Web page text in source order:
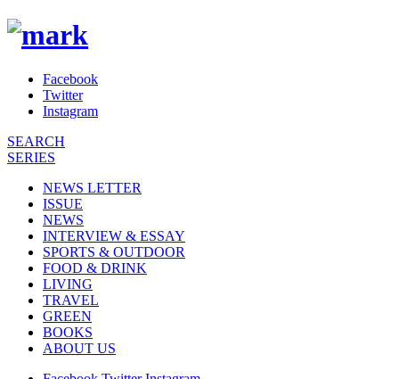
Facebook
Twitter
Instagram
SEARCH
SERIES
NEWS LETTER
ISSUE
NEWS
INTERVIEW & ESSAY
SPORTS & OUTDOOR
FOOD & DRINK
LIVING
TRAVEL
GREEN
BOOKS
ABOUT US